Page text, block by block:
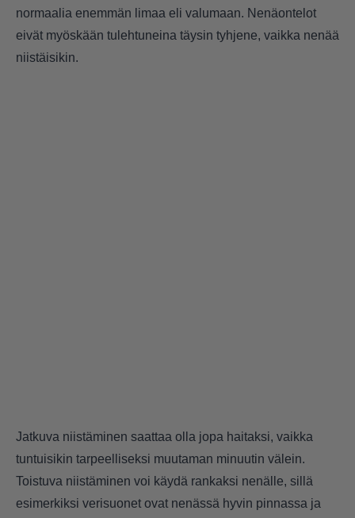
normaalia enemmän limaa eli valumaan. Nenäontelot
eivät myöskään tulehtuneina täysin tyhjene, vaikka nenää
niistäisikin.
Jatkuva niistäminen saattaa olla jopa haitaksi, vaikka
tuntuisikin tarpeelliseksi muutaman minuutin välein.
Toistuva niistäminen voi käydä rankaksi nenälle, sillä
esimerkiksi verisuonet ovat nenässä hyvin pinnassa ja